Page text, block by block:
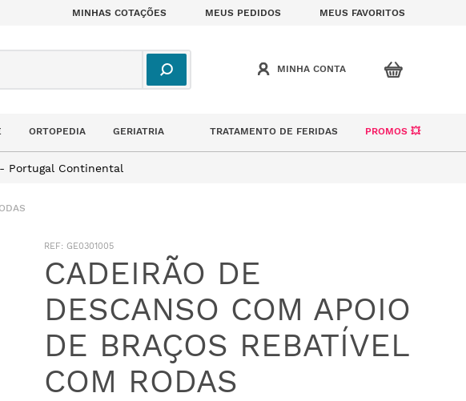
MINHAS COTAÇÕES MEUS PEDIDOS MEUS FAVORITOS
ORTOPEDIA GERIATRIA TRATAMENTO DE FERIDAS PROMOS 💥
- Portugal Continental
: GE0301005
CADEIRÃO DE
DESCANSO COM APOIO
DE BRAÇOS REBATÍVEL
COM RODAS